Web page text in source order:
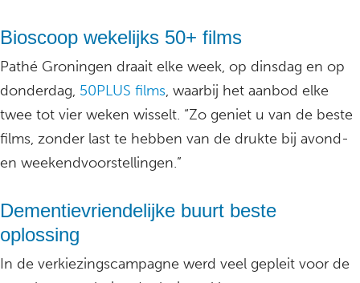
Bioscoop wekelijks 50+ films
Pathé Groningen draait elke week, op dinsdag en op
donderdag, 50PLUS films, waarbij het aanbod elke
twee tot vier weken wisselt. “Zo geniet u van de beste
films, zonder last te hebben van de drukte bij avond-
en weekendvoorstellingen.”
Dementievriendelijke buurt beste
oplossing
In de verkiezingscampagne werd veel gepleit voor de